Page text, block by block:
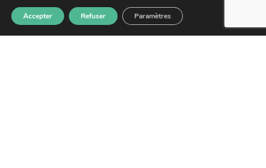
Les informations recueillies à partir de ce formulaire sont
enregistrées et transmises à GPS pour le traitement de votre
Accepter Refuser Paramètres